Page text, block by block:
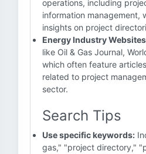
operations, including
information management,
insights on project
Energy Industry
like Oil & Gas Journal,
which often feature
related to project
sector.
Search Tips
Use specific keywords:
gas," "project directory,"